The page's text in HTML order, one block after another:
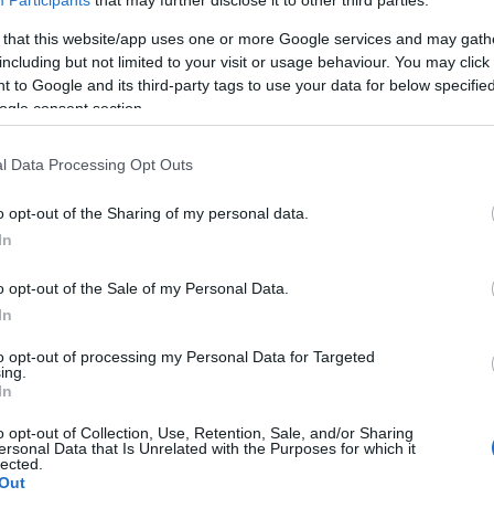
that this website/app uses one or more Google services and may
but not limited to your visit or usage behaviour. You may
to Google and its third-party tags to use your data for below
consent section.
Data Processing Opt Outs
opt-out of the Sharing of my personal data.
opt-out of the Sale of my Personal Data.
opt-out of processing my Personal Data for Targeted
opt-out of Collection, Use, Retention, Sale, and/or Sharing
Data that Is Unrelated with the Purposes for which it
nemzeti bíróságok üldöznek.A
Hágát jelentik, ahol magára Putyinra
az erőszakos bűncselekményekkel
államoktól felhatalmazást kapott nemzeti
értendőek, mint a Hágai Kerületi
mandátum alapján tárgyalta a Donbasz
maláj Boeing–777 ügyét.*
a világ minden külföldi bíróságát „más
tehát mindegyiket tekinthetik illegitimnek,
Járásbíróságig. Mármint, ha azok orosz
akár jogtalanul. Ami azt jelenti, hogy ezentúl
szabad külföldön, de legfőképpen az, ami
állam nem szeretne fegyveres konfliktust az
hagyja, legyen szó akár kábítószer-
szexuális bűncselekményről. Persze azok az
egy orosz intervenciótól, továbbra sem fognak
szervezett bűnözőkkel). De ha
az utcán egy orosz, akkor még a támadó
külpolitikai irányvonaltól és esetleg az Ural
mennyire örülne Szeva bácsi (Szemjon